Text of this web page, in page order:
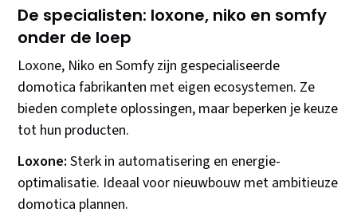
De specialisten: loxone, niko en somfy
onder de loep
Loxone, Niko en Somfy zijn gespecialiseerde
domotica fabrikanten met eigen ecosystemen. Ze
bieden complete oplossingen, maar beperken je keuze
tot hun producten.
Loxone: Sterk in automatisering en energie-
optimalisatie. Ideaal voor nieuwbouw met ambitieuze
domotica plannen.